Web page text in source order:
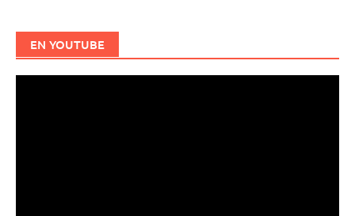
EN YOUTUBE